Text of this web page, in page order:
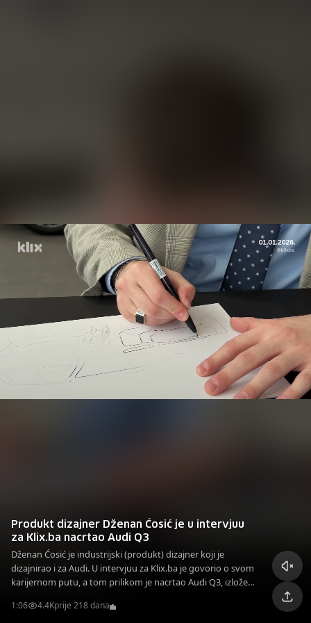
Produkt dizajner Dženan Ćosić je u intervjuu
za Klix.ba nacrtao Audi Q3
Dženan Ćosić je industrijski (produkt) dizajner koji je
dizajnirao i za Audi. U intervjuu za Klix.ba je govorio o svom
karijernom putu, a tom prilikom je nacrtao Audi Q3, izložen
ovaj intervju.
1:06 4.4Kprije 218 dana